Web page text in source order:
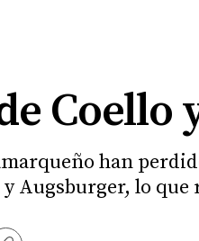
Coello
han
Augsburger, lo que